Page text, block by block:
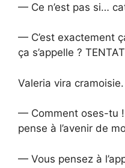
— Ce n’est pas si…
— C’est exactement
ça s’appelle ?
Valeria vira cramoisie.
— Comment oses-tu
pense à l’avenir de
— Vous pensez à